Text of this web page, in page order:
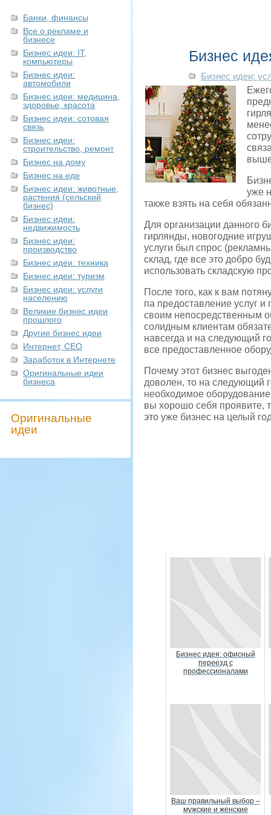
Банки, финансы
Все о рекламе и
бизнесе
Бизнес идеи: IT,
компьютеры
Бизнес идеи:
автомобили
Бизнес идеи: медицина,
здоровье, красота
Бизнес идеи: сотовая
связь
Бизнес идеи:
строительство, ремонт
Бизнес на дому
Бизнес на еде
Бизнес идеи: животные,
растения (сельский
бизнес)
Бизнес идеи:
недвижимость
Бизнес идеи:
производство
Бизнес идеи: техника
Бизнес идеи: туризм
Бизнес идеи: услуги
населению
Великие бизнес идеи
прошлого
Другие бизнес идеи
Интернет, СЕО
Заработок в Интернете
Оригинальные идеи
бизнеса
Оригинальные
идеи
Бизнес
Бизнес идеи:
уже
также взять на себя
Для организации данного
гирлянды, новогодние
услуги был спрос
склад, где все это добро
использовать складскую
После того, как к вам
па предоставление услуг и
своим непосредственным
солидным клиентам
навсегда и на следующий
все предоставленное
Почему этот бизнес
доволен, то на следующий
необходимое
вы хорошо себя проявите,
это уже бизнес на целый
Бизнес идея: офисный
переезд с
профессионалами
Ваш правильный выбор –
мужские и женские